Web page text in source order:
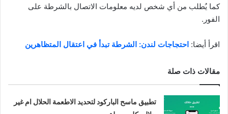
كما يُطلب من أي شخص لديه معلومات الاتصال بالشرطة على
الفور.
اقرأ أيضا: احتجاجات لندن: الشرطة تبدأ في اعتقال المتظاهرين
مقالات ذات صلة
تطبيق ماسح الباركود لتحديد الاطعمة الحلال ام غير